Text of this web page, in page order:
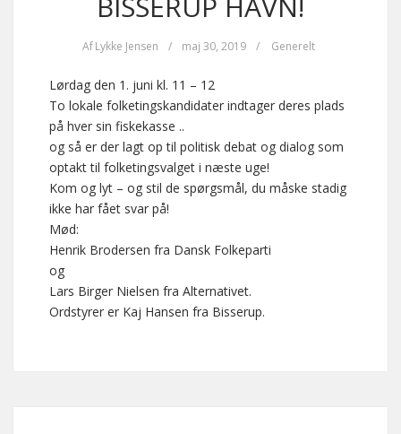
Af Lykke Jensen / maj 30, 2019 / Generelt
Lørdag den 1. juni kl. 11 – 12
To lokale folketingskandidater indtager deres plads
på hver sin fiskekasse ..
og så er der lagt op til politisk debat og dialog som
optakt til folketingsvalget i næste uge!
Kom og lyt – og stil de spørgsmål, du måske stadig
ikke har fået svar på!
Mød:
Henrik Brodersen fra Dansk Folkeparti
og
Lars Birger Nielsen fra Alternativet.
Ordstyrer er Kaj Hansen fra Bisserup.